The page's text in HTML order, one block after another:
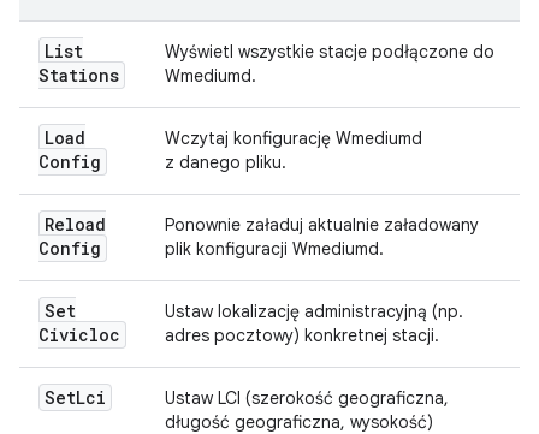
List
Stations
Wyświetl wszystkie stacje podłączone do
Wmediumd.
Load
Config
Wczytaj konfigurację Wmediumd
z danego pliku.
Reload
Config
Ponownie załaduj aktualnie załadowany
plik konfiguracji Wmediumd.
Set
Civicloc
Ustaw lokalizację administracyjną (np.
adres pocztowy) konkretnej stacji.
SetLci
Ustaw LCI (szerokość geograficzna,
długość geograficzna, wysokość)